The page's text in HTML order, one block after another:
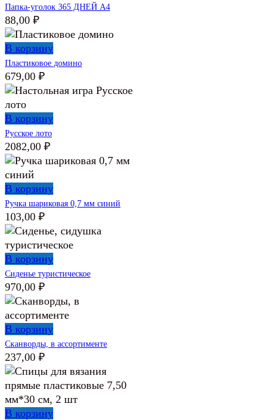
Папка-уголок 365 ДНЕЙ А4
88,00 ₽
В корзину
Пластиковое домино
679,00 ₽
В корзину
Русское лото
2082,00 ₽
В корзину
Ручка шариковая 0,7 мм синий
103,00 ₽
В корзину
Сиденье туристическое
970,00 ₽
В корзину
Сканворды, в ассортименте
237,00 ₽
В корзину